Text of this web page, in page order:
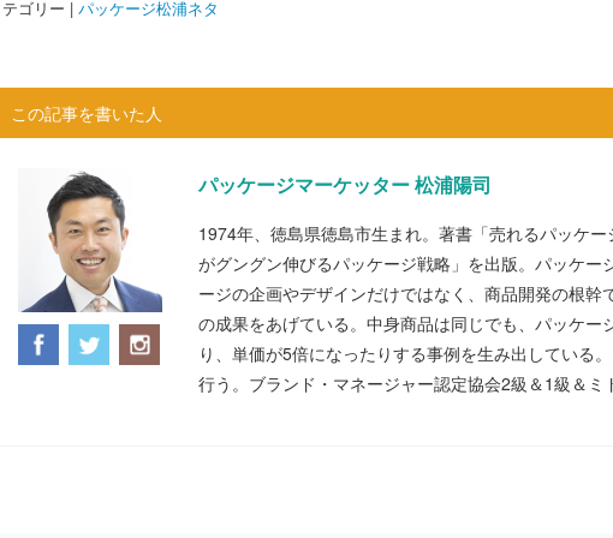
ゴリー | パッケージ松浦ネタ
この記事を書いた人
パッケージマーケッター 松浦陽司
1974年、徳島県徳島市生まれ。著書「売れるパッケ
がグングン伸びるパッケージ戦略」を出版。パッケー
ージの企画やデザインだけではなく、商品開発の根幹
の成果をあげている。中身商品は同じでも、パッケー
り、単価が5倍になったりする事例を生み出している
行う。ブランド・マネージャー認定協会2級＆1級＆ミ